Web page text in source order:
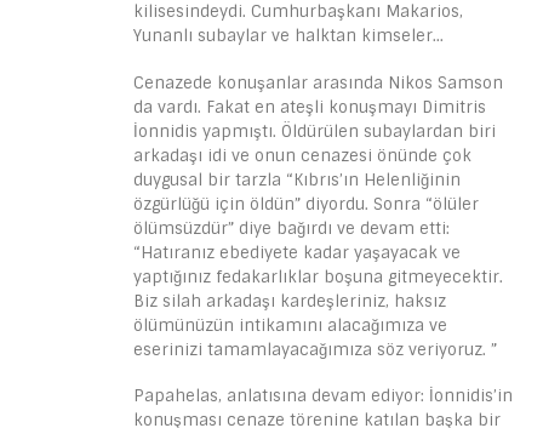
kilisesindeydi. Cumhurbaşkanı Makarios,
Yunanlı subaylar ve halktan kimseler…
Cenazede konuşanlar arasında Nikos Samson
da vardı. Fakat en ateşli konuşmayı Dimitris
İonnidis yapmıştı. Öldürülen subaylardan biri
arkadaşı idi ve onun cenazesi önünde çok
duygusal bir tarzla “Kıbrıs’ın Helenliğinin
özgürlüğü için öldün” diyordu. Sonra “ölüler
ölümsüzdür” diye bağırdı ve devam etti:
“Hatıranız ebediyete kadar yaşayacak ve
yaptığınız fedakarlıklar boşuna gitmeyecektir.
Biz silah arkadaşı kardeşleriniz, haksız
ölümünüzün intikamını alacağımıza ve
eserinizi tamamlayacağımıza söz veriyoruz. ”
Papahelas, anlatısına devam ediyor: İonnidis’in
konuşması cenaze törenine katılan başka bir